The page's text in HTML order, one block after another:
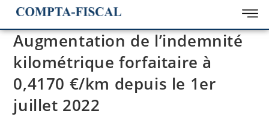
Augmentation de l’indemnité
kilométrique forfaitaire à
0,4170 €/km depuis le 1er
juillet 2022